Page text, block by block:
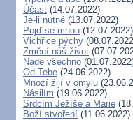
Účast (14.07.2022)
Je-li nutné (13.07.2022)
Pojď se mnou (12.07.2022)
Vichřice pýchy
Změní náš život
Nade všechno
Od Tebe (24.06.2022)
Mnozí žijí v omylu
Násilím (19.06.2022)
Srdcím Ježíše a Marie
Boží stvoření (11.06.2022)